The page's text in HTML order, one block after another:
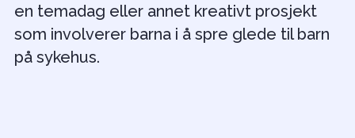
en temadag eller annet kreativt prosjekt
som involverer barna i å spre glede til barn
på sykehus.